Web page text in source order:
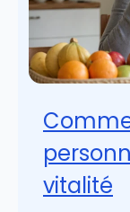
vitalité